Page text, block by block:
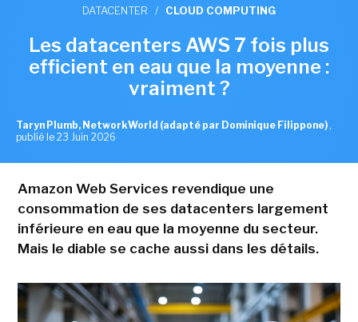
DATACENTER / CLOUD COMPUTING
Les datacenters AWS 7 fois plus
efficient en eau que la moyenne :
vraiment ?
Taryn Plumb, NetworkWorld (adapté par Dominique Filippone) ,
publié le 23 Juin 2026
Amazon Web Services revendique une
consommation de ses datacenters largement
inférieure en eau que la moyenne du secteur.
Mais le diable se cache aussi dans les détails.